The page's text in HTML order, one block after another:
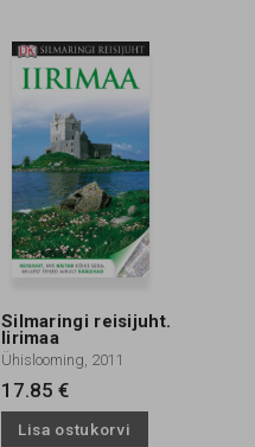
Silmaringi reisijuht.
Iirimaa
Ühislooming, 2011
17.85 €
Lisa ostukorvi